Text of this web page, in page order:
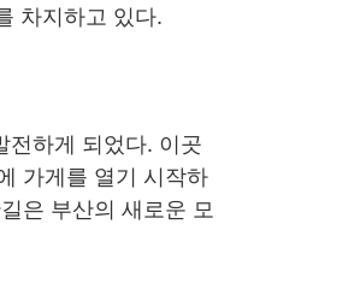
차지하고 있다.
전하게 되었다. 이곳
가게를 열기 시작하
은 부산의 새로운 모